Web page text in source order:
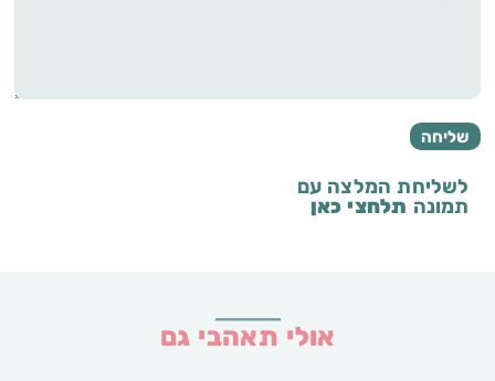
לשליחת המלצה עם
תמונה תלחצי כאן
אולי תאהבי גם